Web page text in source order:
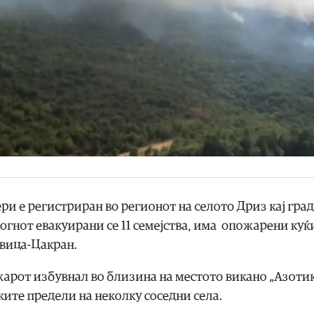
е регистриран во регионот на селото Дриз кај
евакуирани се 11 семејства, има опожарени
Цакран.
избувнал во близина на местото викано
предели на неколку соседни села.